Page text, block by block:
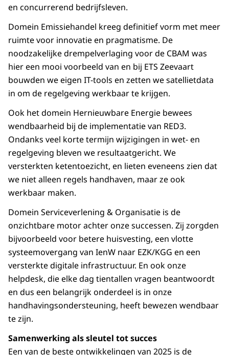
en concurrerend bedrijfsleven.
Domein Emissiehandel kreeg definitief vorm met meer
ruimte voor innovatie en pragmatisme. De
noodzakelijke drempelverlaging voor de CBAM was
hier een mooi voorbeeld van en bij ETS Zeevaart
bouwden we eigen IT-tools en zetten we satellietdata
in om de regelgeving werkbaar te krijgen.
Ook het domein Hernieuwbare Energie bewees
wendbaarheid bij de implementatie van RED3.
Ondanks veel korte termijn wijzigingen in wet- en
regelgeving bleven we resultaatgericht. We
versterkten ketentoezicht, en lieten eveneens zien dat
we niet alleen regels handhaven, maar ze ook
werkbaar maken.
Domein Serviceverlening & Organisatie is de
onzichtbare motor achter onze successen. Zij zorgden
bijvoorbeeld voor betere huisvesting, een vlotte
systeemovergang van IenW naar EZK/KGG en een
versterkte digitale infrastructuur. En ook onze
helpdesk, die elke dag tientallen vragen beantwoordt
en dus een belangrijk onderdeel is in onze
handhavingsondersteuning, heeft bewezen wendbaar
te zijn.
Samenwerking als sleutel tot succes
Een van de beste ontwikkelingen van 2025 is de